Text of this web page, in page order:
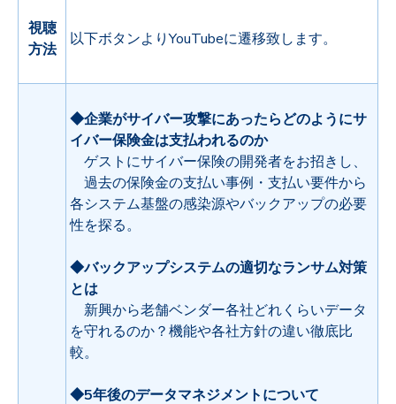
視聴
方法
以下ボタンよりYouTubeに遷移致します。
◆企業がサイバー攻撃にあったらどのようにサ
イバー保険金は支払われるのか
ゲストにサイバー保険の開発者をお招きし、
過去の保険金の支払い事例・支払い要件から
各システム基盤の感染源やバックアップの必要
性を探る。
◆バックアップシステムの適切なランサム対策
とは
新興から老舗ベンダー各社どれくらいデータ
を守れるのか？機能や各社方針の違い徹底比
較。
◆5年後のデータマネジメントについて